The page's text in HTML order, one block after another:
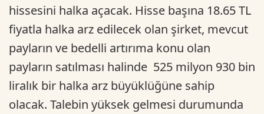
hissesini halka açacak. Hisse başına 18.65 TL
fiyatla halka arz edilecek olan şirket, mevcut
payların ve bedelli artırıma konu olan
payların satılması halinde 525 milyon 930 bin
liralık bir halka arz büyüklüğüne sahip
olacak. Talebin yüksek gelmesi durumunda